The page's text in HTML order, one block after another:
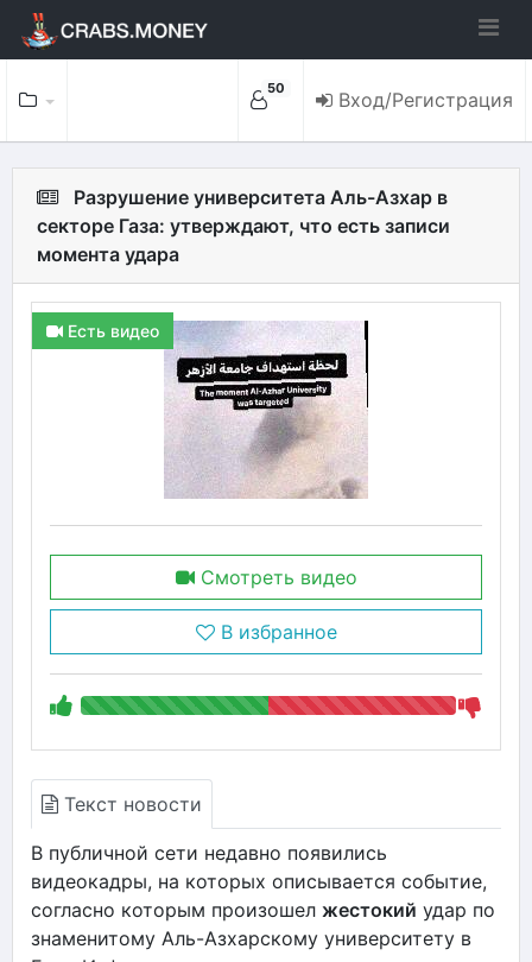
50 Вход/Регистрация
Разрушение университета Аль-Азхар в
секторе Газа: утверждают, что есть записи
момента удара
Есть видео
Смотреть видео
В избранное
Текст новости
В публичной сети недавно появились
видеокадры, на которых описывается событие,
согласно которым произошел жестокий удар по
знаменитому Аль-Азхарскому университету в